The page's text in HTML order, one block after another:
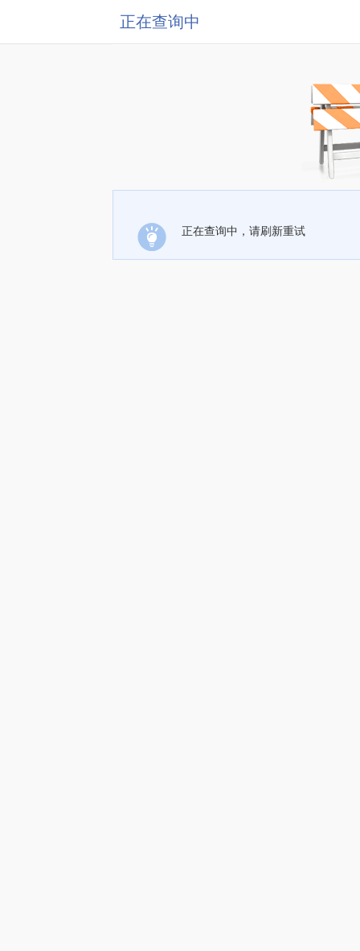
正在查询中
正在查询中，请刷新重试